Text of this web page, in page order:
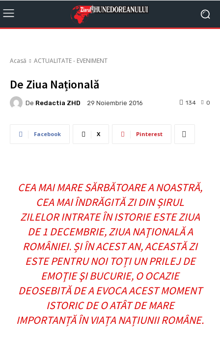
Acasă ACTUALITATE - EVENIMENT
De Ziua Națională
De Redactia ZHD 29 Noiembrie 2016 0
134
Facebook X Pinterest
CEA MAI MARE SĂRBĂTOARE A NOASTRĂ,
CEA MAI ÎNDRĂGITĂ ZI DIN ȘIRUL
ZILELOR INTRATE ÎN ISTORIE ESTE ZIUA
DE 1 DECEMBRIE, ZIUA NAŢIONALĂ A
ROMÂNIEI. ȘI ÎN ACEST AN, ACEASTĂ ZI
ESTE PENTRU NOI TOȚI UN PRILEJ DE
EMOŢIE ŞI BUCURIE, O OCAZIE
DEOSEBITĂ DE A EVOCA ACEST MOMENT
ISTORIC DE O ATÂT DE MARE
IMPORTANȚĂ ÎN VIAȚA NAȚIUNII ROMÂNE.